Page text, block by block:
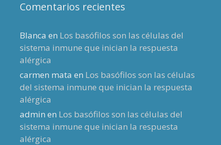
Comentarios recientes
Blanca en Los basófilos son las células del
sistema inmune que inician la respuesta
alérgica
carmen mata en Los basófilos son las células
del sistema inmune que inician la respuesta
alérgica
admin en Los basófilos son las células del
sistema inmune que inician la respuesta
alérgica